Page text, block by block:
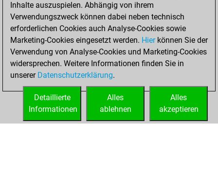
Donnerstag,
September 8,
2016
You played 2
blitz games
Play
You scored +1
=0 -1 in blitz
Inhalte auszuspielen. Abhängig von ihrem
Verwendungszweck können dabei neben technisch
erforderlichen Cookies auch Analyse-Cookies sowie
Marketing-Cookies eingesetzt werden. Hierkönnen Sie der
Verwendung von Analyse-Cookies und Marketing-Cookies
widersprechen. Weitere Informationen finden Sie in
unserer Datenschutzerklärung.
Alles
akzeptieren
Alles
ablehnen
Detaillierte
Informationen